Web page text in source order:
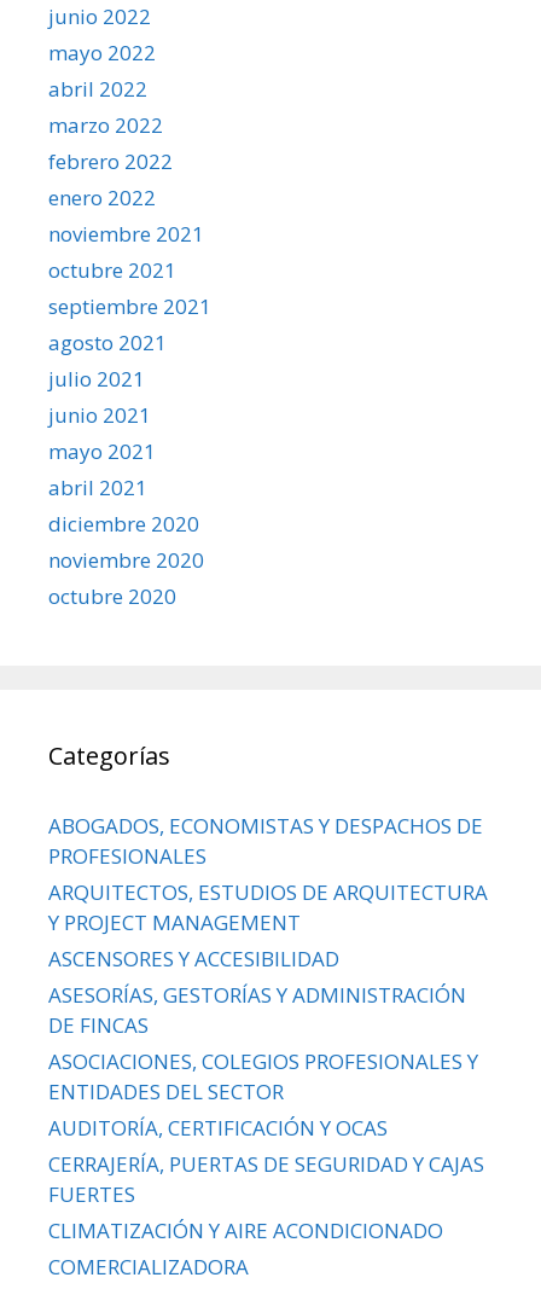
junio 2022
mayo 2022
abril 2022
marzo 2022
febrero 2022
enero 2022
noviembre 2021
octubre 2021
septiembre 2021
agosto 2021
julio 2021
junio 2021
mayo 2021
abril 2021
diciembre 2020
noviembre 2020
octubre 2020
Categorías
ABOGADOS, ECONOMISTAS Y DESPACHOS DE
PROFESIONALES
ARQUITECTOS, ESTUDIOS DE ARQUITECTURA
Y PROJECT MANAGEMENT
ASCENSORES Y ACCESIBILIDAD
ASESORÍAS, GESTORÍAS Y ADMINISTRACIÓN
DE FINCAS
ASOCIACIONES, COLEGIOS PROFESIONALES Y
ENTIDADES DEL SECTOR
AUDITORÍA, CERTIFICACIÓN Y OCAS
CERRAJERÍA, PUERTAS DE SEGURIDAD Y CAJAS
FUERTES
CLIMATIZACIÓN Y AIRE ACONDICIONADO
COMERCIALIZADORA